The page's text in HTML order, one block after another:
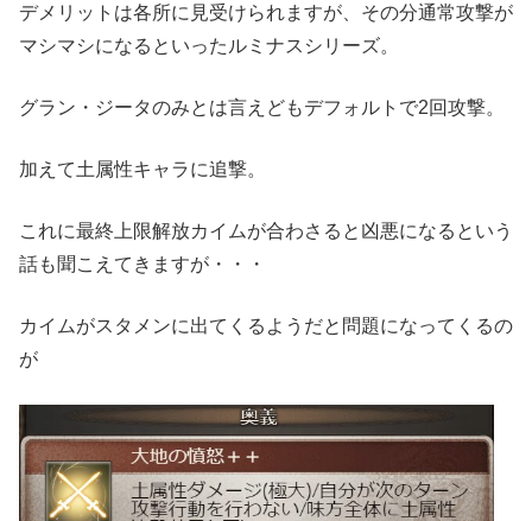
デメリットは各所に見受けられますが、その分通常攻撃が
マシマシになるといったルミナスシリーズ。
グラン・ジータのみとは言えどもデフォルトで2回攻撃。
加えて土属性キャラに追撃。
これに最終上限解放カイムが合わさると凶悪になるという
話も聞こえてきますが・・・
カイムがスタメンに出てくるようだと問題になってくるの
が